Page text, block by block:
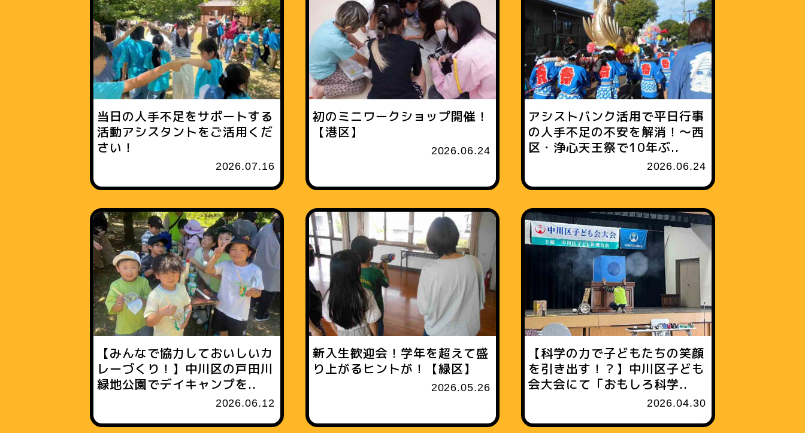
当日の人手不足をサポートする
活動アシスタントをご活用くだ
さい！
2026.07.16
初のミニワークショップ開催！
【港区】
2026.06.24
アシストバンク活用で平日行事
の人手不足の不安を解消！〜西
区・浄心天王祭で10年ぶ..
2026.06.24
【みんなで協力しておいしいカ
レーづくり！】中川区の戸田川
緑地公園でデイキャンプを..
2026.06.12
新入生歓迎会！学年を超えて盛
り上がるヒントが！【緑区】
2026.05.26
【科学の力で子どもたちの笑顔
を引き出す！？】中川区子ども
会大会にて「おもしろ科学..
2026.04.30